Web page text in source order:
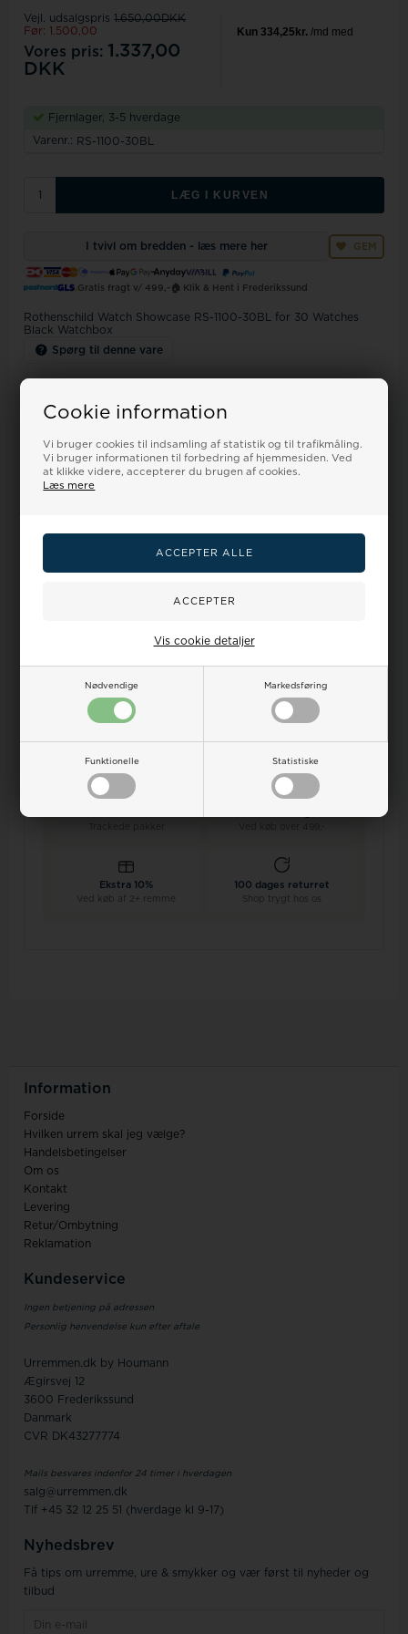
Cookie information
Vi bruger cookies til indsamling af statistik og til trafikmåling.
Vi bruger informationen til forbedring af hjemmesiden. Ved
at klikke videre, accepterer du brugen af cookies.
Læs mere
Nødvendige Markedsføring
Funktionelle Statistiske
Vis cookie detaljer
Vejl. udsalgspris 1.650,00DKK
Før: 1.500,00
Vores pris: 1.337,00
DKK
Fjernlager, 3-5 hverdage
Varenr.: RS-1100-30BL
LÆG I KURVEN
I tvivl om bredden - læs mere her GEM
Gratis fragt v/ 499,- 🏠 Klik & Hent i Frederikssund
Rothenschild Watch Showcase RS-1100-30BL for 30 Watches
Black Watchbox
Spørg til denne vare
+45 32 12 25 51 - salg@urremmen.dk
Vi er danske - Din sikkerhed
Mulighed for fri levering
med PostNord, GLS & DHL World Wide
100 dages returret
over 5.000 anmeldeser - læs mere her
Dansk webshop
Hurtig dansk kundeservice
Trustpilot & e-mærket i
Ekstra 10%
Ved køb af 2+ remme
100 dages returret
Shop trygt hos os
Information
Forside
Hvilken urrem skal jeg vælge?
Handelsbetingelser
Om os
Kontakt
Levering
Retur/Ombytning
Reklamation
Kundeservice
Ingen betjening på adressen
Personlig henvendelse kun efter aftale
Urremmen.dk by Houmann
Ægirsvej 12
3600 Frederikssund
Danmark
CVR DK43277774
Mails besvares indenfor 24 timer i hverdagen
salg@urremmen.dk
Tlf +45 32 12 25 51 (hverdage kl 9-17)
Nyhedsbrev
Få tips om urremme, ure & smykker og vær først til nyheder og
tilbud